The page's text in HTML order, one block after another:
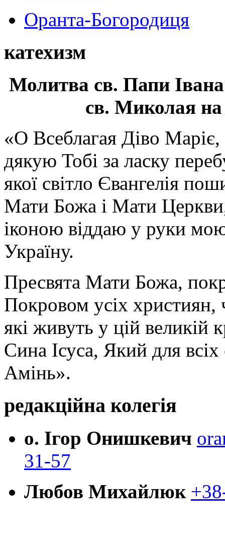
Оранта-Богородиця
катехизм
Молитва св. Папи
св. Миколая на
«О Всеблагая Діво
дякую Тобі за ласку
якої світло Євангелія
Мати Божа і Мати
іконою віддаю у руки
Україну.
Пресвята Мати Божа,
Покровом усіх християн,
які живуть у цій великій
Сина Ісуса, Який для
Амінь».
редакційна колегія
о. Ігор Онишкевич
31-57
Любов Михайлюк